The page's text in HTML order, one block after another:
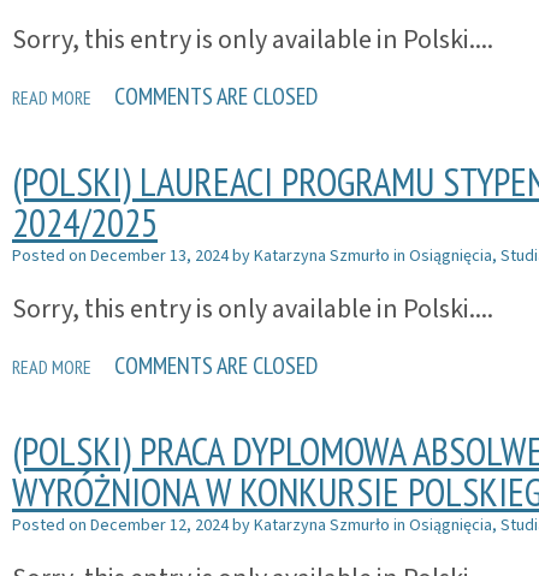
Sorry, this entry is only available in Polski....
READ MORE COMMENTS ARE CLOSED
(POLSKI) LAUREACI PROGRAMU
2024/2025
Posted on December 13, 2024byKatarzyna Szmurło in Osiągnięcia,
Sorry, this entry is only available in Polski....
READ MORE COMMENTS ARE CLOSED
(POLSKI) PRACA DYPLOMOWA
WYRÓŻNIONA W KONKURSIE
Posted on December 12, 2024byKatarzyna Szmurło in Osiągnięcia,